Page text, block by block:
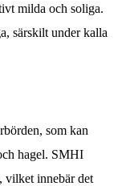
milda och soliga.
särskilt under kalla
som kan
hagel. SMHI
vilket innebär det